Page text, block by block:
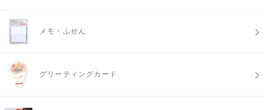
メモ・ふせん
グリーティングカード